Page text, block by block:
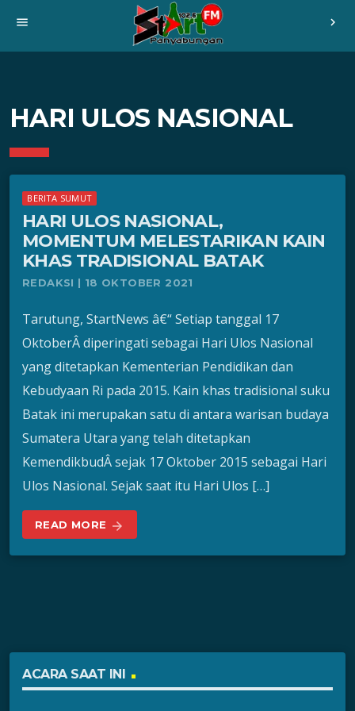
menu chevron_right
HARI ULOS NASIONAL
BERITA SUMUT
HARI ULOS NASIONAL,
MOMENTUM MELESTARIKAN KAIN
KHAS TRADISIONAL BATAK
REDAKSI | 18 OKTOBER 2021
Tarutung, StartNews â€“ Setiap tanggal 17
OktoberÂ diperingati sebagai Hari Ulos Nasional
yang ditetapkan Kementerian Pendidikan dan
Kebudyaan Ri pada 2015. Kain khas tradisional suku
Batak ini merupakan satu di antara warisan budaya
Sumatera Utara yang telah ditetapkan
KemendikbudÂ sejak 17 Oktober 2015 sebagai Hari
Ulos Nasional. Sejak saat itu Hari Ulos […]
READ MORE arrow_forward
ACARA SAAT INI